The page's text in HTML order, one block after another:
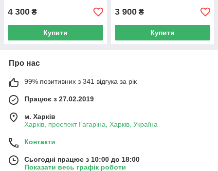
4 300 ₴
Купити
3 900 ₴
Купити
Про нас
99% позитивних з 341 відгука за рік
Працює з 27.02.2019
м. Харків
Харків, проспект Гагаріна, Харків, Україна
Контакти
Сьогодні працює з 10:00 до 18:00
Показати весь графік роботи